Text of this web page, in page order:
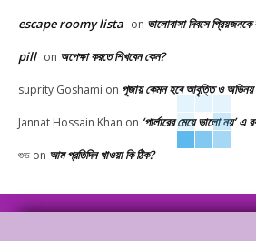
escape roomy lista on ভালোবাসা দিবসে
pill on অপেক্ষা করতে শিখবেন কেন?
suprity Goshami on পূজায় কেমন হবে আবৃত্তি ও অভিনয়
Jannat Hossain Khan on ‘পার্লারের মেয়ে ভালো নয়’ এ
শুভ on আম প্রতিদিন খাওয়া কি ঠিক?